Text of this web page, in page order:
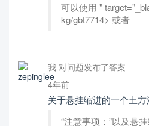
可以使用 "
kg/gbt7714> 或者
我 对问题发布了答案
4年前
关于悬挂缩进的一个土
“注意事项：”以及悬